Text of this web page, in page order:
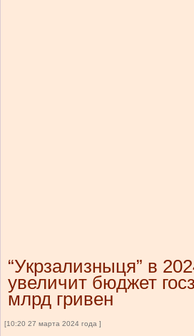
“Укрзализныця” в
увеличит бюджет
млрд гривен
[10:20 27 марта 2024 года ]